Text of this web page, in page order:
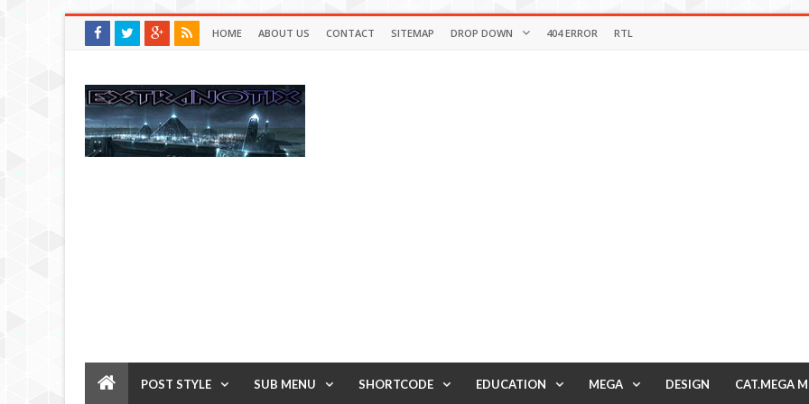
HOME ABOUT US CONTACT SITEMAP DROP DOWN 404 ERROR RTL
POST STYLE SUB MENU SHORTCODE EDUCATION MEGA DESIGN CAT.MEGA